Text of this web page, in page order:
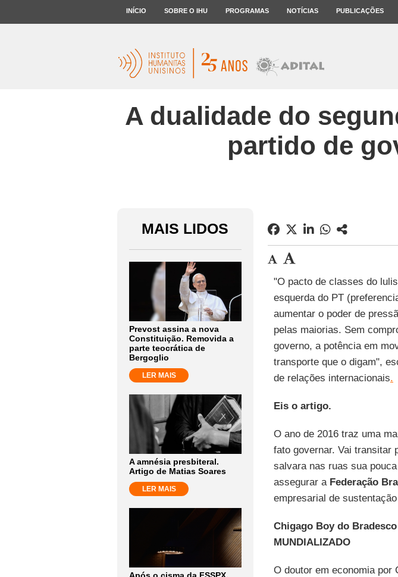
INÍCIO SOBRE O IHU PROGRAMAS NOTÍCIAS PUBLICAÇÕES
A dualidade do
partido de
MAIS LIDOS
Prevost assina a nova
Constituição. Removida a
parte teocrática de
Bergoglio
LER MAIS
A amnésia presbiteral.
Artigo de Matias Soares
LER MAIS
"O pacto de classes do
esquerda do PT
aumentar o poder de
pelas maiorias. Sem
governo, a potência em
transporte que o digam",
de relações internacionais.
Eis o artigo.
O ano de 2016 traz uma
fato governar. Vai transitar
salvara nas ruas sua
assegurar a Federação
empresarial de
Chigago Boy do
MUNDIALIZADO
O doutor em economia por